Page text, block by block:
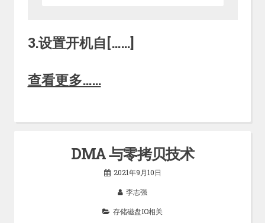
3.设置开机自[……]
查看更多……
DMA 与零拷贝技术
2021年9月10日
李志强
存储磁盘IO相关